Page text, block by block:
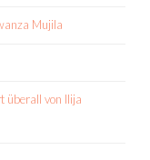
Mujila
überall von Ilija